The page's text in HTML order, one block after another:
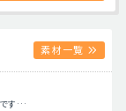
素材一覧
す…